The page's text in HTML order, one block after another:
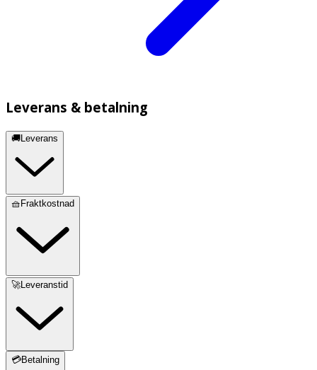
Leverans & betalning
🚚Leverans
🧺Fraktkostnad
🚀Leveranstid
💳Betalning